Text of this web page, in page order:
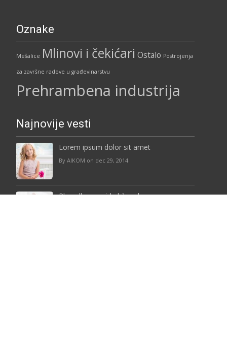
Oznake
Mešalice Mlinovi i čekićari Ostalo Postrojenja
za završne radove u građevinarstvu
Prehrambena industrija
Najnovije vesti
Lorem ipsum dolor sit amet
By AIKOM on dec 29, 2014
Phasellus gravida bibendum